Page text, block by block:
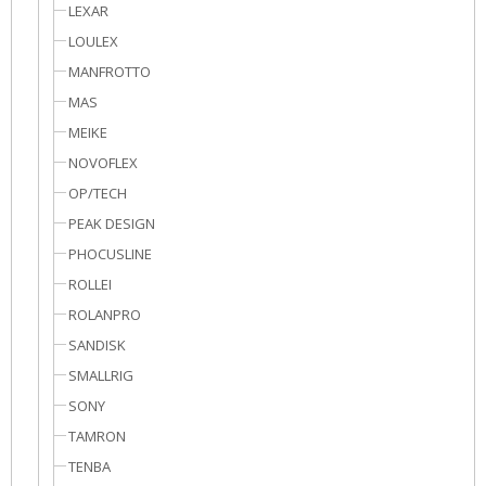
LEXAR
LOULEX
MANFROTTO
MAS
MEIKE
NOVOFLEX
OP/TECH
PEAK DESIGN
PHOCUSLINE
ROLLEI
ROLANPRO
SANDISK
SMALLRIG
SONY
TAMRON
TENBA